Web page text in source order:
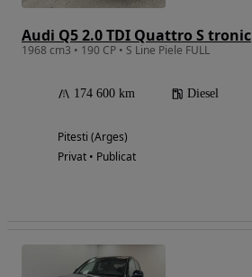
Audi Q5 2.0 TDI Quattro S tronic
1968 cm3 • 190 CP • S Line Piele FULL
174 600 km Diesel
Pitesti (Arges)
Privat • Publicat